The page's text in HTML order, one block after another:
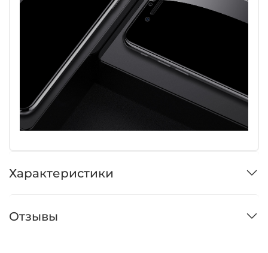
Характеристики
Отзывы